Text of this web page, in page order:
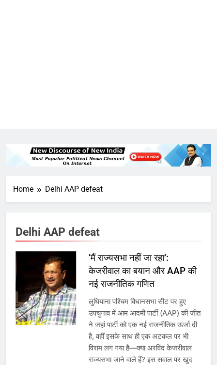
Home Delhi AAP defeat
Delhi AAP defeat
‘मैं राज्यसभा नहीं जा रहा’:
केजरीवाल का बयान और AAP की
नई राजनीतिक गणित
लुधियाना पश्चिम विधानसभा सीट पर हुए
उपचुनाव में आम आदमी पार्टी (AAP) की जीत
ने जहां पार्टी को एक नई राजनीतिक ऊर्जा दी
है, वहीं इसके साथ ही एक अटकल पर भी
विराम लग गया है—क्या अरविंद केजरीवाल
राज्यसभा जाने वाले हैं? इस सवाल पर खुद
राम की नगरी अयोध्या में आने वाले भक्तों
उत्तर प्रदेश में गांवों में बढ़ेंगी सुविधाएं: 67%
बढ़ा पंचायतों का बजट
गाजा युद्धविराम को लेकर बड़ी खबरें
चुनाव से पहले लालू परिवार पर बड़ा झटका,